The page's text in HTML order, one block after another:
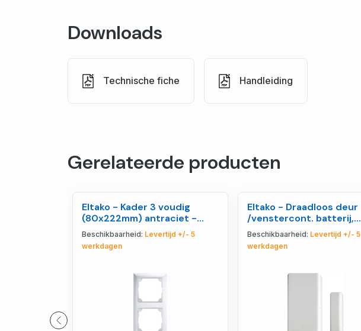
Downloads
Technische fiche Handleiding
Gerelateerde producten
Eltako - Kader 3 voudig
(80x222mm) antraciet -
30000327
Beschikbaarheid: Levertijd +/- 5
werkdagen
Eltako - Draadloos deur
/venstercont. batterij,
zuiver wit - 30000423
Beschikbaarheid: Levertijd +/- 5
werkdagen